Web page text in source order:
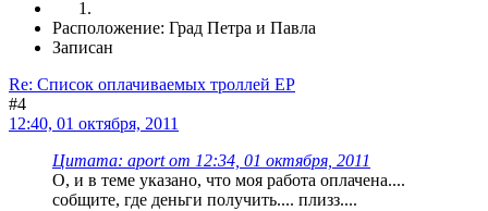
Расположение: Град Петра и Павла
Записан
Re: Список оплачиваемых троллей ЕР
#4
12:40, 01 октября, 2011
Цитата: aport от 12:34, 01 октября, 2011
О, и в теме указано, что моя работа оплачена....
собщите, где деньги получить.... плизз....